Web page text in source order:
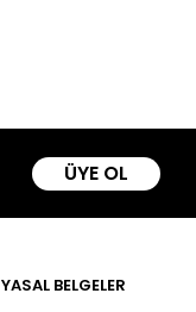
ÜYE OL
YASAL BELGELER